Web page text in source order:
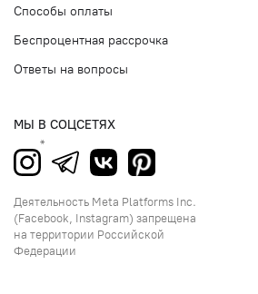
Способы оплаты
Беспроцентная рассрочка
Ответы на вопросы
МЫ В СОЦСЕТЯХ
Деятельность Meta Platforms Inc.
(Facebook, Instagram) запрещена
на территории Российской
Федерации